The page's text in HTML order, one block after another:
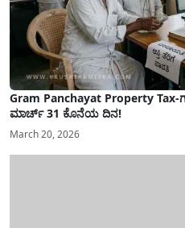
Gram Panchayat Property
ಮಾರ್ಚ್ 31 ಕೊನೆಯ ದಿನ!
March 20, 2026